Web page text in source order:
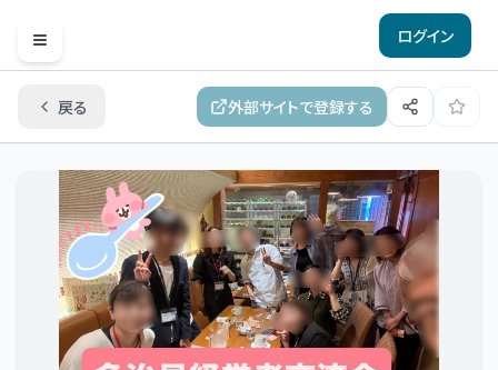
Open menu
ログイン
戻る 外部サイトで登録する